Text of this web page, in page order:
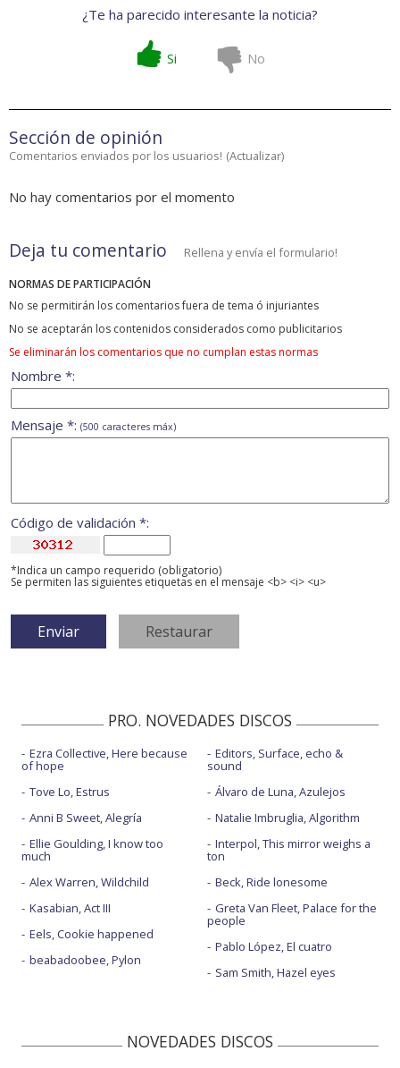
¿Te ha parecido interesante la noticia?
Si No
Sección de opinión
Comentarios enviados por los usuarios! (Actualizar)
No hay comentarios por el momento
Deja tu comentario Rellena y envía el formulario!
NORMAS DE PARTICIPACIÓN
No se permitirán los comentarios fuera de tema ó injuriantes
No se aceptarán los contenidos considerados como publicitarios
Se eliminarán los comentarios que no cumplan estas normas
Nombre *:
Mensaje *: (500 caracteres máx)
Código de validación *:
*Indica un campo requerido (obligatorio)
Se permiten las siguientes etiquetas en el mensaje <b> <i> <u>
PRO. NOVEDADES DISCOS
Ezra Collective, Here because
of hope
Tove Lo, Estrus
Anni B Sweet, Alegría
Ellie Goulding, I know too
much
Alex Warren, Wildchild
Kasabian, Act III
Eels, Cookie happened
beabadoobee, Pylon
Editors, Surface, echo &
sound
Álvaro de Luna, Azulejos
Natalie Imbruglia, Algorithm
Interpol, This mirror weighs a
ton
Beck, Ride lonesome
Greta Van Fleet, Palace for the
people
Pablo López, El cuatro
Sam Smith, Hazel eyes
NOVEDADES DISCOS